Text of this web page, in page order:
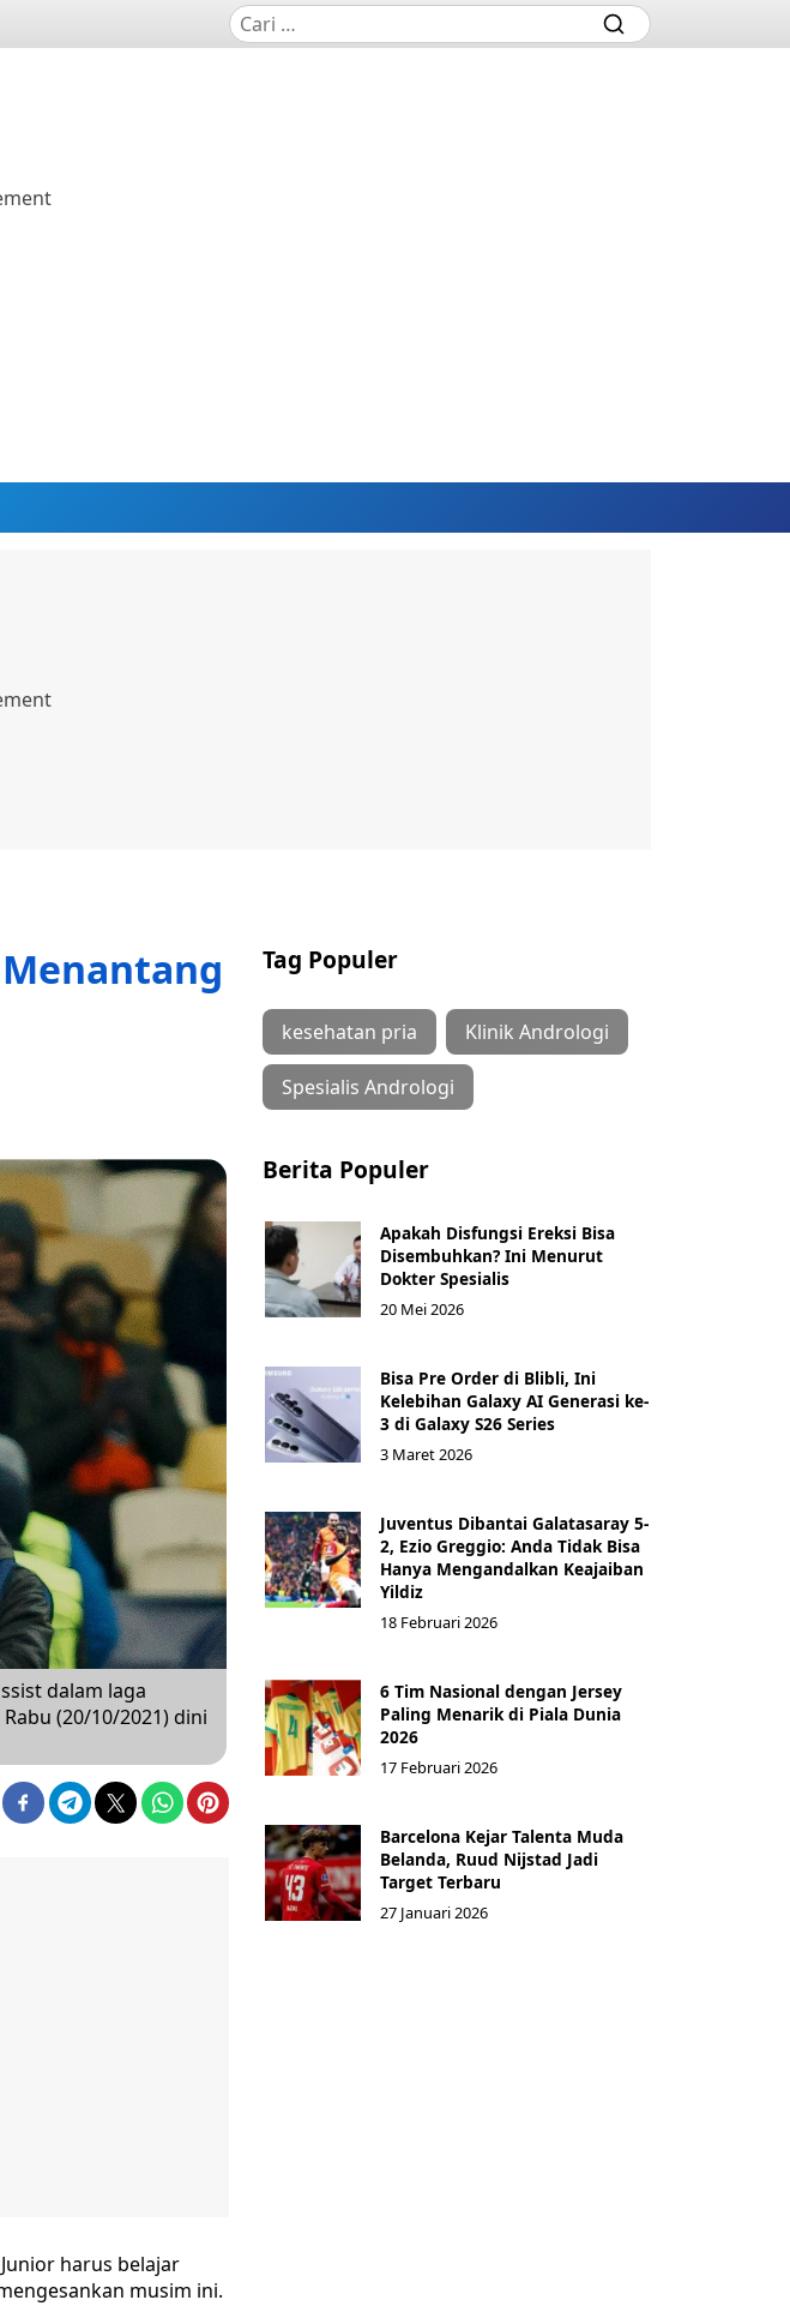
dalam laga
(20/10/2021) dini
harus belajar
musim ini.
Tag Populer
kesehatan pria Klinik Andrologi
Spesialis Andrologi
Berita Populer
Apakah Disfungsi Ereksi Bisa
Disembuhkan? Ini Menurut
Dokter Spesialis
20 Mei 2026
Bisa Pre Order di Blibli, Ini
Kelebihan Galaxy AI Generasi ke-
3 di Galaxy S26 Series
3 Maret 2026
Juventus Dibantai Galatasaray 5-
2, Ezio Greggio: Anda Tidak Bisa
Hanya Mengandalkan Keajaiban
Yildiz
18 Februari 2026
6 Tim Nasional dengan Jersey
Paling Menarik di Piala Dunia
2026
17 Februari 2026
Barcelona Kejar Talenta Muda
Belanda, Ruud Nijstad Jadi
Target Terbaru
27 Januari 2026